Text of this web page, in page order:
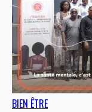
BIEN ÊTRE